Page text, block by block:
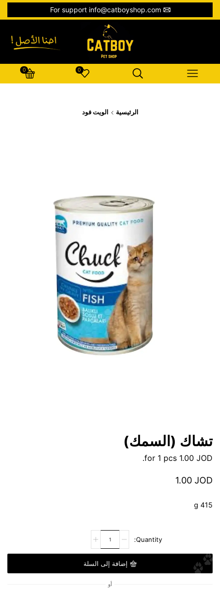
For support info@catboyshop.com
0
0
الرئيسية الويت فود
تشاك (السمك)
1.00 JOD
1.00 JOD
415 g
إضافة إلى السلة
أو